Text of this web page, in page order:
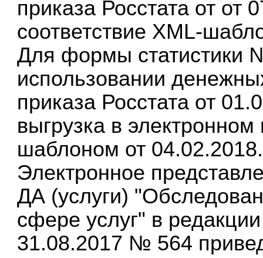
приказа Росстата от
соответствие XML-
Для формы статистики
использовании
приказа Росстата от
выгрузка в
шаблоном от 04.02.2018.
Электронное
ДА (услуги)
сфере услуг" в
31.08.2017 № 564